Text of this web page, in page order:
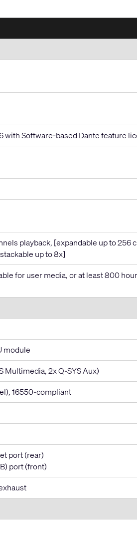
with Software-based Dante feature
playback, [expandable up to
up to 8x]
for user media, or at least 800
module
Multimedia, 2x Q-SYS Aux)
16550-compliant
port (rear)
port (front)